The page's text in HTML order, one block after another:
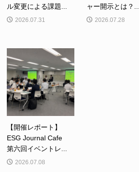
ル変更による課題...
2026.07.31
ャー開示とは？...
2026.07.28
【開催レポート】
ESG Journal Cafe
第六回イベントレ...
2026.07.08